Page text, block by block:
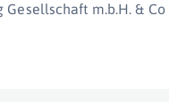
m.b.H. & Co